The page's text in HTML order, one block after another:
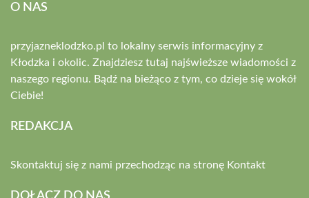
O NAS
przyjazneklodzko.pl to lokalny serwis informacyjny z
Kłodzka i okolic. Znajdziesz tutaj najświeższe wiadomości z
naszego regionu. Bądź na bieżąco z tym, co dzieje się wokół
Ciebie!
REDAKCJA
Skontaktuj się z nami przechodząc na stronę Kontakt